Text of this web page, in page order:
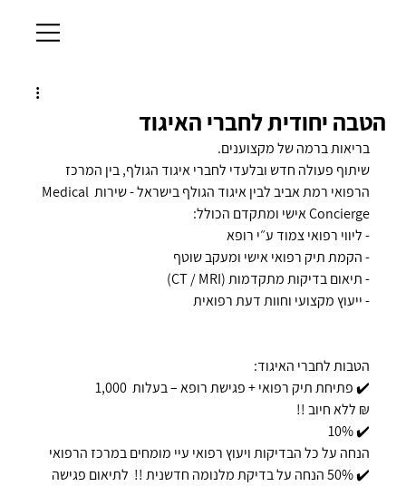
הטבה יחודית לחברי האיגוד
בריאות ברמה של מקצוענים.
שיתוף פעולה חדש ובלעדי לחברי איגוד הגולף, בין המרכז
הרפואי רמת אביב לבין איגוד הגולף בישראל - שירות Medical
Concierge אישי ומתקדם הכולל:
- ליווי רפואי צמוד ע״י רופא
- הקמת תיק רפואי אישי ומעקב שוטף
- תיאום בדיקות מתקדמות (CT / MRI)
- ייעוץ מקצועי וחוות דעת רפואית
הטבות לחברי האיגוד:
₪ ללא חיוב !!
הנחה על כל הבדיקות ויעוץ רפואי עיי מומחים במרכז הרפואי
✔️ 50% הנחה על בדיקת מלנומה חדשנית !!  לתיאום פגישה